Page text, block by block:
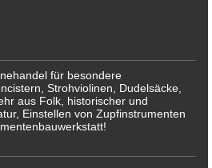
für besondere
Strohviolinen, Dudelsäcke,
aus Folk, historischer und
Einstellen von Zupfinstrumenten